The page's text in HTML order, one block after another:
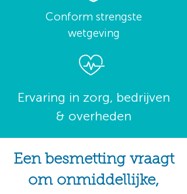
Conform strengste
wetgeving
Ervaring in zorg, bedrijven
& overheden
Een besmetting vraagt
om onmiddellijke,